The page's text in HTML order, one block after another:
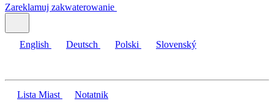
Zareklamuj zakwaterowanie
English Deutsch Polski Slovenský
Lista Miast Notatnik